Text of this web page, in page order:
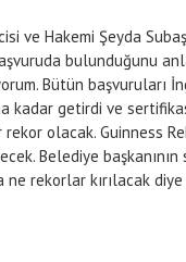
ve Hakemi Şeyda
bulunduğunu
Bütün başvuruları
kadar getirdi ve
olacak. Guinness
Belediye
rekorlar kırılacak diye